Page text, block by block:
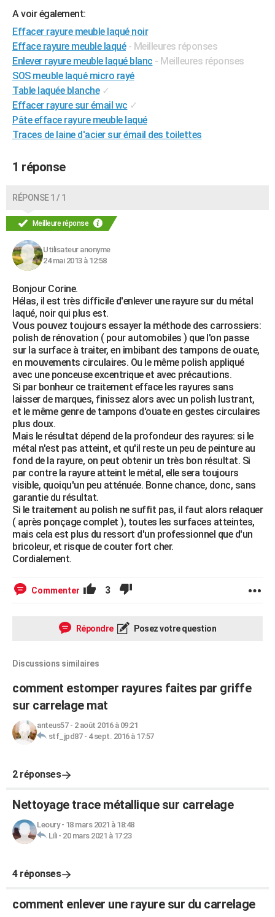
Destinations
City break
Voyage nature
Voyage de noces
Forum
Climat
+PHOTO
GUIDES D'ACHAT
BONS PLANS
CARTE DE VOEUX
Carte de Noël
Carte Bonne année
Carte Saint-Valentin
Carte Pâques
Carte d'anniversaire
DICTIONNAIRE
Dictionnaire
Biographies
Citations
Expressions
Proverbes
PROGRAMME TV
COPAINS D'AVANT
A voir également:
Effacer rayure meuble laqué noir
Efface rayure meuble laqué - Meilleures réponses
Enlever rayure meuble laqué blanc - Meilleures réponses
SOS meuble laqué micro rayé
Table laquée blanche ✓
Effacer rayure sur émail wc ✓
Pâte efface rayure meuble laqué
Traces de laine d'acier sur émail des toilettes
1 réponse
RÉPONSE 1 / 1
Meilleure réponse
Utilisateur anonyme
24 mai 2013 à 12:58
Bonjour Corine.
Hélas, il est très difficile d'enlever une rayure sur du métal
laqué, noir qui plus est.
Vous pouvez toujours essayer la méthode des carrossiers:
polish de rénovation ( pour automobiles ) que l'on passe
sur la surface à traiter, en imbibant des tampons de ouate,
en mouvements circulaires. Ou le même polish appliqué
avec une ponceuse excentrique et avec précautions.
Si par bonheur ce traitement efface les rayures sans
laisser de marques, finissez alors avec un polish lustrant,
et le même genre de tampons d'ouate en gestes circulaires
plus doux.
Mais le résultat dépend de la profondeur des rayures: si le
métal n'est pas atteint, et qu'il reste un peu de peinture au
fond de la rayure, on peut obtenir un très bon résultat. Si
par contre la rayure atteint le métal, elle sera toujours
visible, quoiqu'un peu atténuée. Bonne chance, donc, sans
garantie du résultat.
Si le traitement au polish ne suffit pas, il faut alors relaquer
( après ponçage complet ), toutes les surfaces atteintes,
mais cela est plus du ressort d'un professionnel que d'un
bricoleur, et risque de couter fort cher.
Cordialement.
Commenter 3
Répondre Posez votre question
Discussions similaires
comment estomper rayures faites par griffe
sur carrelage mat
anteus57- 2 août 2016 à 09:21
stf_jpd87- 4 sept. 2016 à 17:57
2 réponses
Nettoyage trace métallique sur carrelage
Leoury- 18 mars 2021 à 18:48
Lili- 20 mars 2021 à 17:23
4 réponses
comment enlever une rayure sur du carrelage